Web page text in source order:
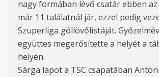
nagy formában lévő csatár ebben
már 11 találatnál jár, ezzel pedig
Szuperliga góllövőlistáját.
együttes megerősítette a helyét a
helyén.
Sárga lapot a TSC csapatában